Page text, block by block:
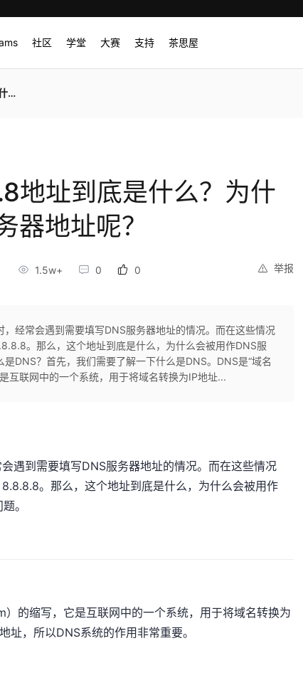
社区 学堂 大赛 支持 茶思屋
？
地址到底是什么？为什
器地址呢？
举报
1.5w+ 0 0
经常会遇到需要填写DNS服务器地址的情况。而在这些情况
。那么，这个地址到底是什么，为什么会被用作DNS服
DNS？首先，我们需要了解一下什么是DNS。DNS是“域名
互联网中的一个系统，用于将域名转换为IP地址...
遇到需要填写DNS服务器地址的情况。而在这些情况
。那么，这个地址到底是什么，为什么会被用作
。
的缩写，它是互联网中的一个系统，用于将域名转换为
址，所以DNS系统的作用非常重要。